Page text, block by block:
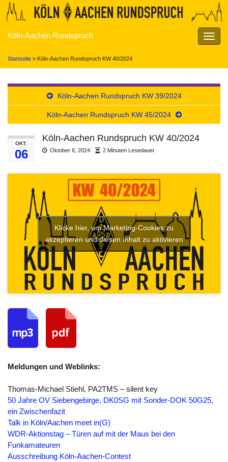
Köln-Aachen Rundspruch
Startseite » Köln-Aachen Rundspruch KW 40/2024
Köln-Aachen Rundspruch KW 39/2024
Köln-Aachen Rundspruch KW 45/2024
OKT.
06
Köln-Aachen Rundspruch KW 40/2024
Oktober 6, 2024 2 Minuten Lesedauer
Klicke hier, um Marketing-Cookies zu
akzeptieren und diesen Inhalt zu aktivieren
Meldungen und Weblinks:
Thomas-Michael Stiehl, PA2TMS – silent key
50 Jahre OV Siebengebirge, DK0SG mit Sonder-DOK 50G25,
ein Zwischenfazit
Talk in Köln/Aachen meet in(G)
WDR-Aktionstag – Türen auf mit der Maus bei den
Funkamateuren
Ausschreibung Köln-Aachen-Contest